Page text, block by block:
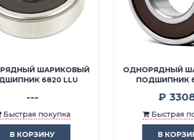
ОДНОРЯДНЫЙ ШАРИКОВЫЙ
ПОДШИПНИК 6820 DD
Быстрая покупка
В КОРЗИНУ